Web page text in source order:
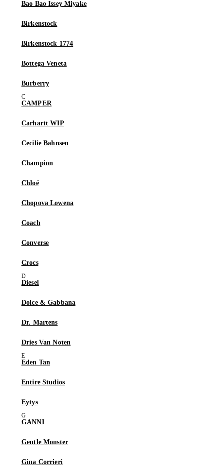
Bao Bao Issey Miyake
Birkenstock
Birkenstock 1774
Bottega Veneta
Burberry
CAMPER
Carhartt WIP
Cecilie Bahnsen
Champion
Chloé
Chopova Lowena
Coach
Converse
Crocs
Diesel
Dolce & Gabbana
Dr. Martens
Dries Van Noten
Eden Tan
Entire Studios
Eytys
GANNI
Gentle Monster
Gina Corrieri